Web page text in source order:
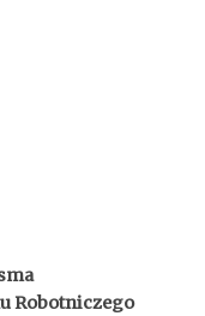
Robotniczego